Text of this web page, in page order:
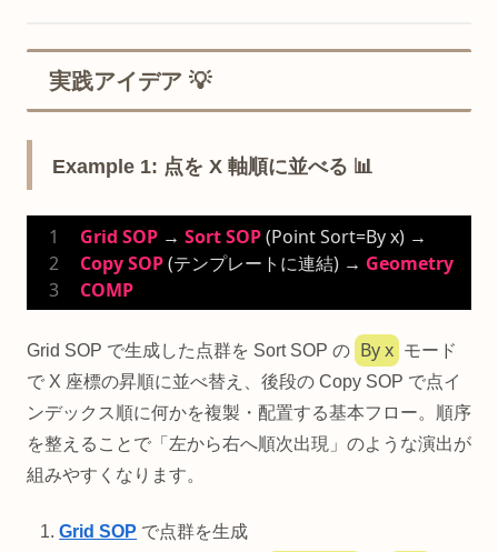
実践アイデア 💡
Example 1: 点を X 軸順に並べる 📊
Grid SOP → SortSOP
CopySOP (テンプレートに連結) → Geometry
COMP
Grid SOP で生成した点群を Sort SOP の By x
モード
で X 座標の昇順に並べ替え、後段の Copy SOP で点イ
ンデックス順に何かを複製・配置する基本フロー。順序
を整えることで「左から右へ順次出現」のような演出が
組みやすくなります。
Grid SOP で点群を生成